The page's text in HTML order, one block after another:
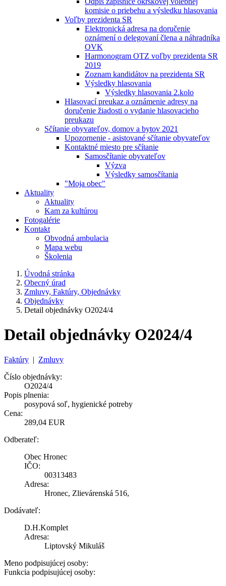
komisie o priebehu a výsledku hlasovania
Voľby prezidenta SR
Elektronická adresa na doručenie
oznámení o delegovaní člena a náhradníka
OVK
Harmonogram OTZ voľby prezidenta SR
2019
Zoznam kandidátov na prezidenta SR
Výsledky hlasovania
Výsledky hlasovania 2.kolo
Hlasovací preukaz a oznámenie adresy na
doručenie žiadosti o vydanie hlasovacieho
preukazu
Sčítanie obyvateľov, domov a bytov 2021
Upozornenie - asistované sčítanie obyvateľov
Kontaktné miesto pre sčítanie
Samosčítanie obyvateľov
Výzva
Výsledky samosčítania
"Moja obec"
Aktuality
Aktuality
Kam za kultúrou
Fotogalérie
Kontakt
Obvodná ambulacia
Mapa webu
Školenia
Úvodná stránka
Obecný úrad
Zmluvy, Faktúry, Objednávky
Objednávky
Detail objednávky O2024/4
Detail objednávky O2024/4
Faktúry | Zmluvy
Číslo objednávky:
O2024/4
Popis plnenia:
posypová soľ, hygienické potreby
Cena:
289,04 EUR
Odberateľ:
Obec Hronec
IČO:
00313483
Adresa:
Hronec, Zlievárenská 516,
Dodávateľ:
D.H.Komplet
Adresa:
Liptovský Mikuláš
Meno podpisujúcej osoby:
Funkcia podpisujúcej osoby: